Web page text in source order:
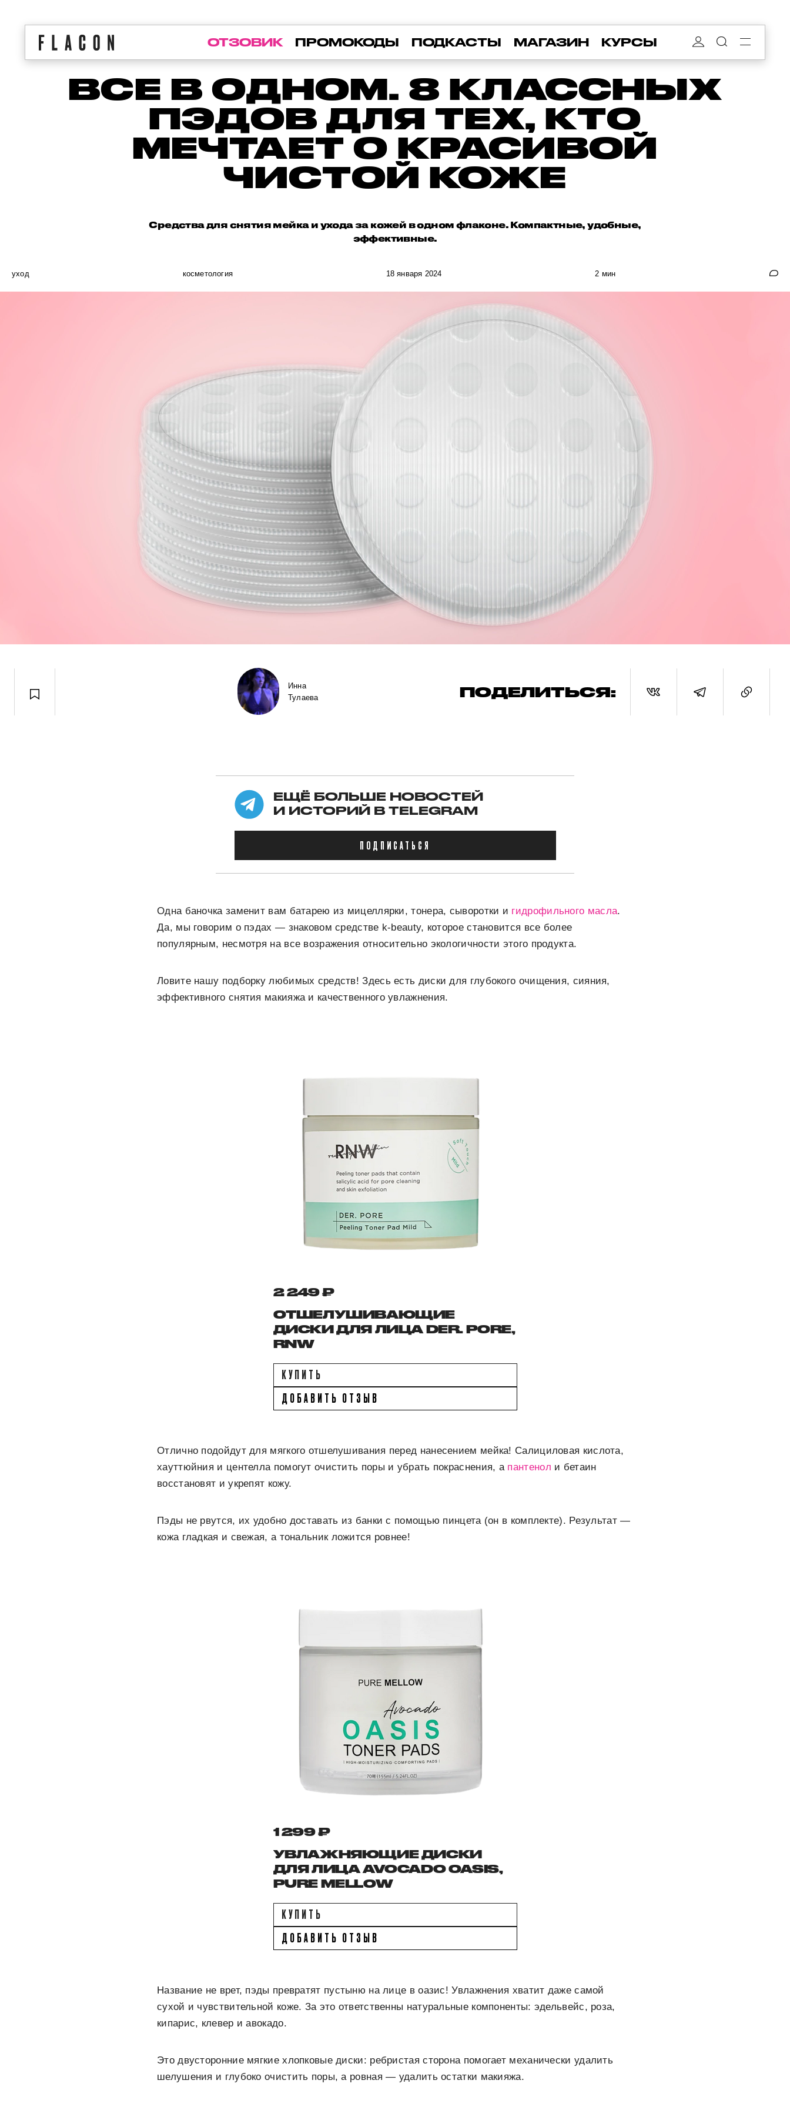
ОТЗОВИК ПРОМОКОДЫ ПОДКАСТЫ МАГАЗИН КУРСЫ
ВСЕ В ОДНОМ. 8 КЛАССНЫХ
ПЭДОВ ДЛЯ ТЕХ, КТО
МЕЧТАЕТ О КРАСИВОЙ
ЧИСТОЙ КОЖЕ
Средства для снятия мейка и ухода за кожей в одном флаконе. Компактные, удобные,
эффективные.
уход косметология 18 января 2024 2 мин
Инна
Тулаева
ПОДЕЛИТЬСЯ:
ЕЩЁ БОЛЬШЕ НОВОСТЕЙ
И ИСТОРИЙ В TELEGRAM
ПОДПИСАТЬСЯ
Одна баночка заменит вам батарею из мицеллярки, тонера, сыворотки и гидрофильного масла.
Да, мы говорим о пэдах — знаковом средстве k-beauty, которое становится все более
популярным, несмотря на все возражения относительно экологичности этого продукта.
Ловите нашу подборку любимых средств! Здесь есть диски для глубокого очищения, сияния,
эффективного снятия макияжа и качественного увлажнения.
2 249 ₽
ОТШЕЛУШИВАЮЩИЕ
ДИСКИ ДЛЯ ЛИЦА DER. PORE,
RNW
КУПИТЬ
ДОБАВИТЬ ОТЗЫВ
Отлично подойдут для мягкого отшелушивания перед нанесением мейка! Салициловая кислота,
хауттюйния и центелла помогут очистить поры и убрать покраснения, а пантенол и бетаин
восстановят и укрепят кожу.
Пэды не рвутся, их удобно доставать из банки с помощью пинцета (он в комплекте). Результат —
кожа гладкая и свежая, а тональник ложится ровнее!
1 299 ₽
УВЛАЖНЯЮЩИЕ ДИСКИ
ДЛЯ ЛИЦА AVOCADO OASIS,
PURE MELLOW
КУПИТЬ
ДОБАВИТЬ ОТЗЫВ
Название не врет, пэды превратят пустыню на лице в оазис! Увлажнения хватит даже самой
сухой и чувствительной коже. За это ответственны натуральные компоненты: эдельвейс, роза,
кипарис, клевер и авокадо.
Это двусторонние мягкие хлопковые диски: ребристая сторона помогает механически удалить
шелушения и глубоко очистить поры, а ровная — удалить остатки макияжа.